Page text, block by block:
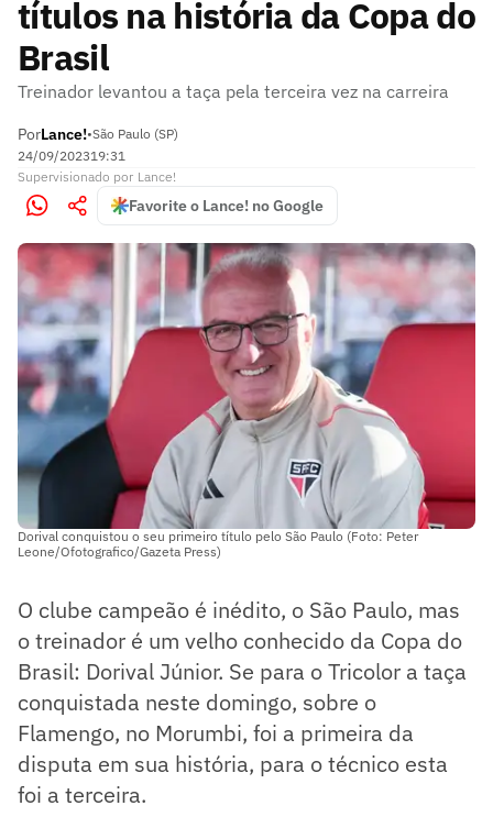
títulos na história da Copa do
Brasil
Treinador levantou a taça pela terceira vez na carreira
PorLance!•São Paulo (SP)
24/09/202319:31
Supervisionado por Lance!
Favorite o Lance! no Google
Dorival conquistou o seu primeiro título pelo São Paulo (Foto: Peter
Leone/Ofotografico/Gazeta Press)
O clube campeão é inédito, o São Paulo, mas
o treinador é um velho conhecido da Copa do
Brasil: Dorival Júnior. Se para o Tricolor a taça
conquistada neste domingo, sobre o
Flamengo, no Morumbi, foi a primeira da
disputa em sua história, para o técnico esta
foi a terceira.